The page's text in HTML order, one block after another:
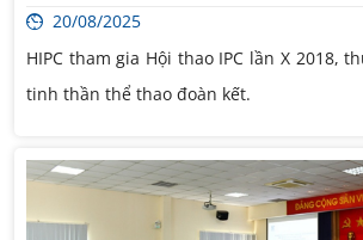
20/08/2025
HIPC tham gia Hội thao IPC lần X 2018,
tinh thần thể thao đoàn kết.